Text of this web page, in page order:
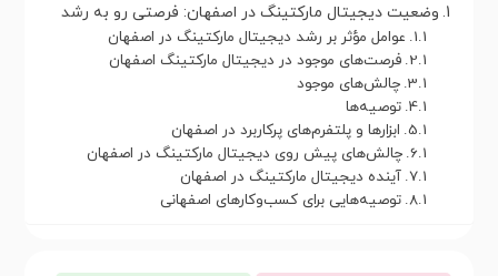
وضعیت دیجیتال مارکتینگ در اصفهان: فرصتی رو به رشد
عوامل مؤثر بر رشد دیجیتال مارکتینگ در اصفهان
فرصت‌های موجود در دیجیتال مارکتینگ اصفهان
چالش‌های موجود
توصیه‌ها
ابزارها و پلتفرم‌های پرکاربرد در اصفهان
چالش‌های پیش روی دیجیتال مارکتینگ در اصفهان
آینده دیجیتال مارکتینگ در اصفهان
توصیه‌هایی برای کسب‌وکارهای اصفهانی